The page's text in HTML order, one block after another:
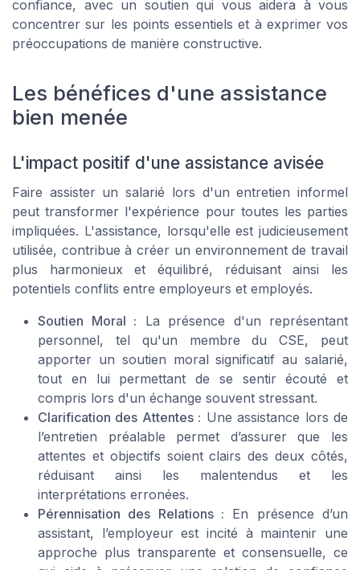
confiance, avec un soutien qui vous aidera à vous
concentrer sur les points essentiels et à exprimer vos
préoccupations de manière constructive.
Les bénéfices d'une assistance
bien menée
L'impact positif d'une assistance avisée
Faire assister un salarié lors d'un entretien informel
peut transformer l'expérience pour toutes les parties
impliquées. L'assistance, lorsqu'elle est judicieusement
utilisée, contribue à créer un environnement de travail
plus harmonieux et équilibré, réduisant ainsi les
potentiels conflits entre employeurs et employés.
Soutien Moral : La présence d'un représentant
personnel, tel qu'un membre du CSE, peut
apporter un soutien moral significatif au salarié,
tout en lui permettant de se sentir écouté et
compris lors d'un échange souvent stressant.
Clarification des Attentes : Une assistance lors de
l’entretien préalable permet d’assurer que les
attentes et objectifs soient clairs des deux côtés,
réduisant ainsi les malentendus et les
interprétations erronées.
Pérennisation des Relations : En présence d’un
assistant, l’employeur est incité à maintenir une
approche plus transparente et consensuelle, ce